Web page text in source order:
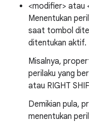
<modifier> atau
Menentukan
saat tombol
ditentukan aktif.
Misalnya,
perilaku yang
atau RIGHT
Demikian pula,
menentukan